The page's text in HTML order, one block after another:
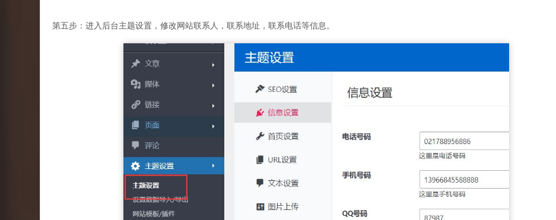
第五步：进入后台主题设置，修改网站联系人，联系地址，联系电话等信息。